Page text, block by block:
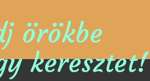
örökbe
keresztet!